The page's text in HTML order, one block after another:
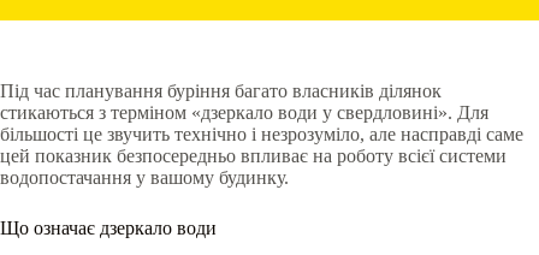
Під час планування буріння багато власників ділянок
стикаються з терміном «дзеркало води у свердловині». Для
більшості це звучить технічно і незрозуміло, але насправді саме
цей показник безпосередньо впливає на роботу всієї системи
водопостачання у вашому будинку.
Що означає дзеркало води